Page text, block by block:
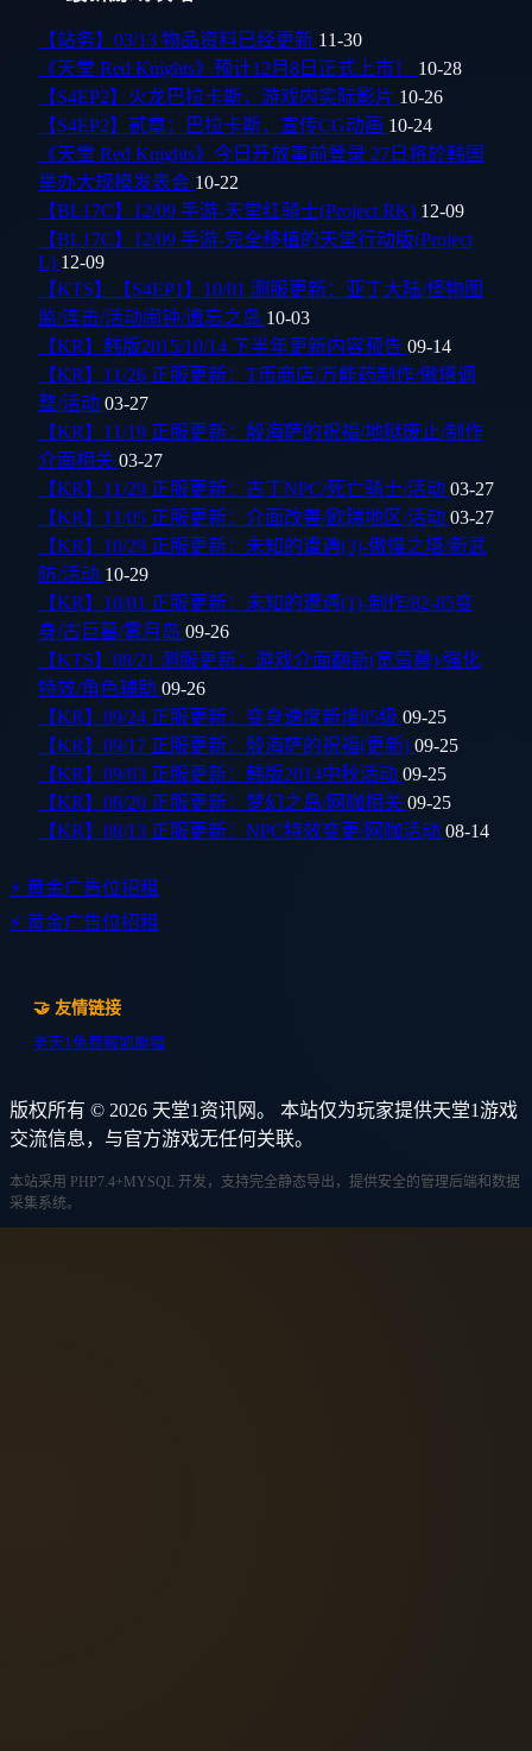
【站务】03/13 物品资料已经更新 11-30
《天堂 Red Knights》预计12月8日正式上市！ 10-28
【S4EP2】火龙巴拉卡斯，游戏内实际影片 10-26
【S4EP2】贰章：巴拉卡斯，宣传CG动画 10-24
《天堂 Red Knights》今日开放事前登录 27日将於韩国
举办大规模发表会 10-22
【BL17C】12/09 手游-天堂红骑士(Project RK) 12-09
【BL17C】12/09 手游-完全移植的天堂行动版(Project
L) 12-09
【KTS】【S4EP1】10/01 测服更新：亚丁大陆/怪物图
监/连击/活动闹钟/遗忘之岛 10-03
【KR】韩版2015/10/14 下半年更新内容预告 09-14
【KR】11/26 正服更新：T币商店/万能药制作/傲塔调
整/活动 03-27
【KR】11/19 正服更新：殷海萨的祝福/地狱废止/制作
介面相关 03-27
【KR】11/29 正服更新：古丁NPC/死亡骑士/活动 03-27
【KR】11/05 正服更新：介面改善/欧瑞地区/活动 03-27
【KR】10/29 正服更新：未知的遭遇(3)-傲慢之塔/新武
防/活动 10-29
【KR】10/01 正服更新：未知的遭遇(1)-制作/82-85变
身/古巨墓/雾月岛 09-26
【KTS】08/21 测服更新：游戏介面翻新(宽萤幕)/强化
特效/角色辅助 09-26
【KR】09/24 正服更新：变身速度新增85级 09-25
【KR】09/17 正服更新：殷海萨的祝福(更新) 09-25
【KR】09/03 正服更新：韩版2014中秋活动 09-25
【KR】08/20 正服更新：梦幻之岛/网咖相关 09-25
【KR】08/13 正服更新：NPC特效变更/网咖活动 08-14
⚡ 黄金广告位招租
⚡ 黄金广告位招租
🤝 友情链接
老天1免费服凯斯福
版权所有 © 2026 天堂1资讯网。 本站仅为玩家提供天堂1游戏
交流信息，与官方游戏无任何关联。
本站采用 PHP7.4+MYSQL 开发，支持完全静态导出，提供安全的管理后端和数据
采集系统。